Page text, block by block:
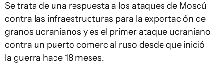
Se trata de una respuesta a los ataques de Moscú
contra las infraestructuras para la exportación de
granos ucranianos y es el primer ataque ucraniano
contra un puerto comercial ruso desde que inició
la guerra hace 18 meses.